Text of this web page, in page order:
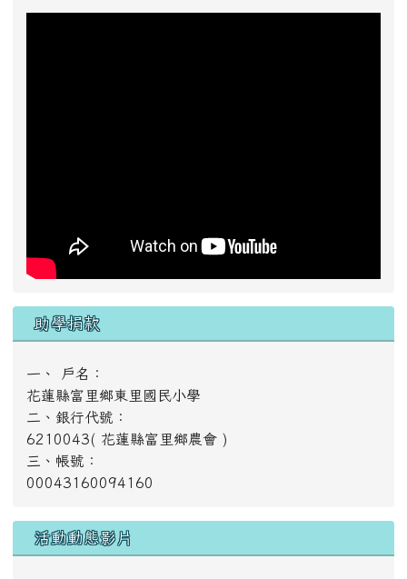
助學捐款
一、 戶名：
花蓮縣富里鄉東里國民小學
二、銀行代號：
6210043( 花蓮縣富里鄉農會 )
三、帳號：
00043160094160
活動動態影片